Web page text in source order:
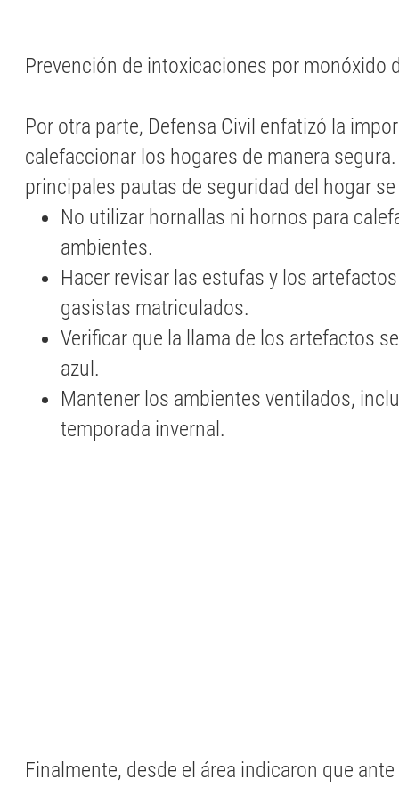
Prevención de intoxicaciones por monóxido
Por otra parte, Defensa Civil enfatizó la
calefaccionar los hogares de manera
principales pautas de seguridad del hogar
No utilizar hornallas ni hornos para
ambientes.
Hacer revisar las estufas y los
gasistas matriculados.
Verificar que la llama de los artefactos
azul.
Mantener los ambientes ventilados,
temporada invernal.
Finalmente, desde el área indicaron que